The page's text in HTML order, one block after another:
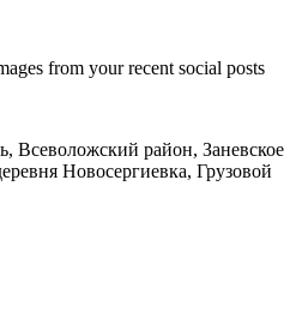
from your recent social posts
Всеволожский район, Заневское
Новосергиевка, Грузовой